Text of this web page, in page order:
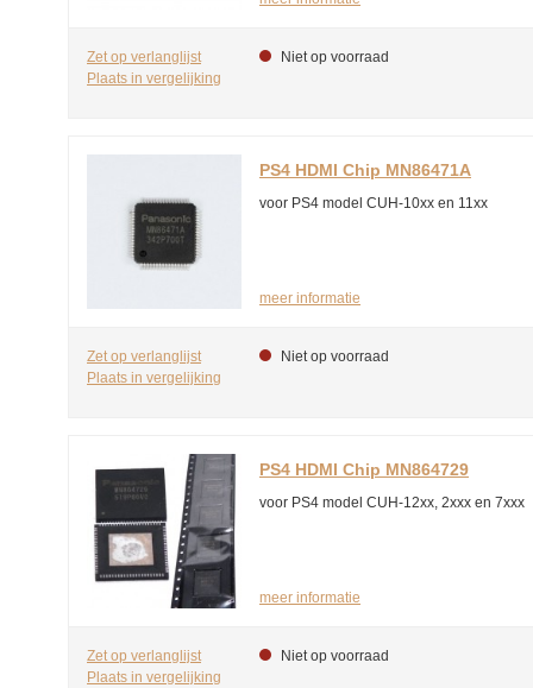
Zet op verlanglijst
Plaats in vergelijking
Niet op voorraad
PS4 HDMI Chip MN86471A
voor PS4 model CUH-10xx en 11xx
meer informatie
Zet op verlanglijst
Plaats in vergelijking
Niet op voorraad
PS4 HDMI Chip MN864729
voor PS4 model CUH-12xx, 2xxx en 7xxx
meer informatie
Zet op verlanglijst
Plaats in vergelijking
Niet op voorraad